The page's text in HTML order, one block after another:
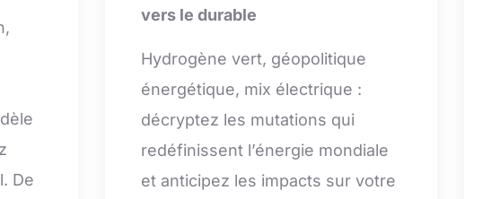
De
vers le durable
Hydrogène vert, géopolitique
énergétique, mix électrique :
décryptez les mutations qui
redéfinissent l’énergie mondiale
et anticipez les impacts sur votre